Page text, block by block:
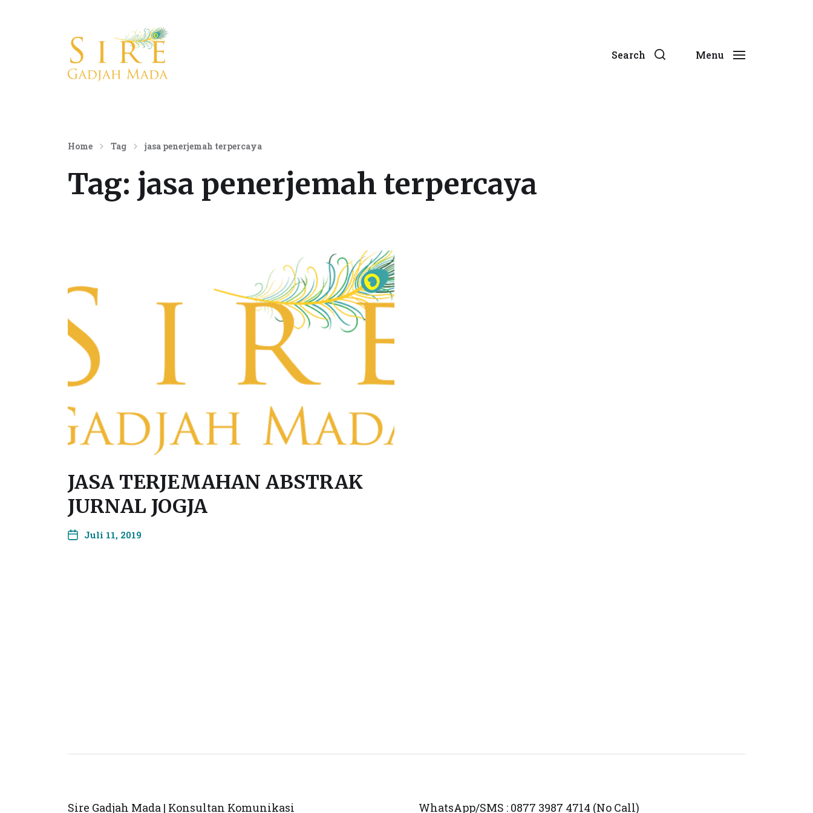
Konsultan Komunikasi Internasional dan Beasiswa Luar Negeri Search Menu
Home Tag jasa penerjemah terpercaya
Tag: jasa penerjemah terpercaya
JASA TERJEMAHAN ABSTRAK
JURNAL JOGJA
Juli 11, 2019
Sire Gadjah Mada | Konsultan Komunikasi WhatsApp/SMS : 0877 3987 4714 (No Call)